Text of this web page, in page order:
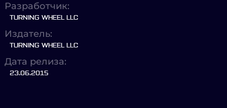
Разработчик:
TURNING WHEEL LLC
Издатель:
TURNING WHEEL LLC
Дата релиза:
23.06.2015